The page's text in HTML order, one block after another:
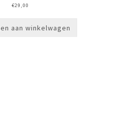
€29,00
aan winkelwagen